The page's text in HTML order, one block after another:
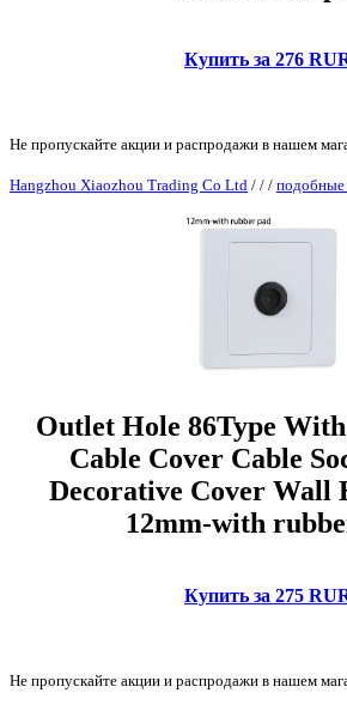
Купить за 276
Не пропускайте акции и распродажи в нашем
Hangzhou Xiaozhou Trading Co Ltd / / / подобные
Outlet Hole 86Type
Cable Cover Cable
Decorative Cover Wall
12mm-with
Купить за 275
Не пропускайте акции и распродажи в нашем